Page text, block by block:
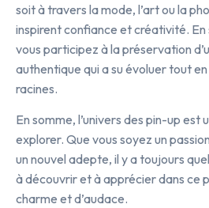
soit à travers la mode, l’art ou la
inspirent confiance et créativité.
vous participez à la préservation
authentique qui a su évoluer tout
racines.
En somme, l’univers des pin-up
explorer. Que vous soyez un
un nouvel adepte, il y a toujours
à découvrir et à apprécier dans ce
charme et d’audace.